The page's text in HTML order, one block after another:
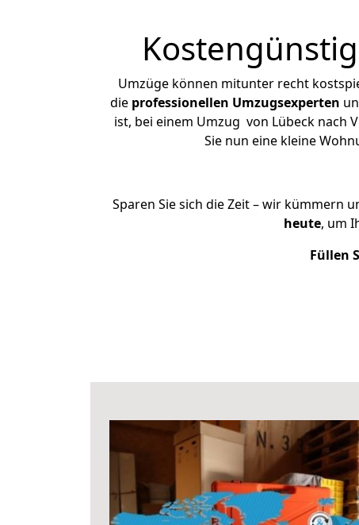
Umzüge können mitunter recht
die professionellen Umzugsexperten
ist, bei einem Umzug von Lübeck nach
Sie nun eine kleine
Sparen Sie sich die Zeit – wir kümmern
heute, um
Füllen